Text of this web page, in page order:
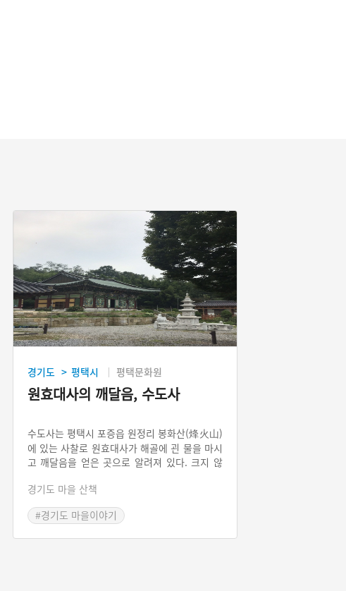
경기도 > 평택시 평택문화원
원효대사의 깨달음, 수도사
수도사는 평택시 포증읍 원정리 봉화산(烽火山)
에 있는 사찰로 원효대사가 해골에 괸 물을 마시
고 깨달음을 얻은 곳으로 알려져 있다. 크지 않
며, 원효대사 관련 전시관이 있다. 이외에도 108
배, 묵언산책, 참선 등의 프로그램도 진행하고
있으며, 사찰음식체험, 템플스테이 프로그램도
경기도 마을 산책
#경기도 마을이야기